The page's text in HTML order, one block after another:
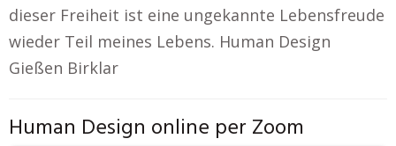
dieser Freiheit ist eine ungekannte Lebensfreude
wieder Teil meines Lebens. Human Design
Gießen Birklar
Human Design online per Zoom